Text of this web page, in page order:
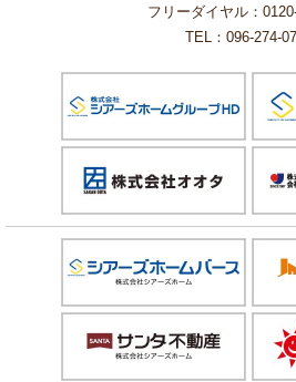
フリーダイヤル：
TEL：096-274-